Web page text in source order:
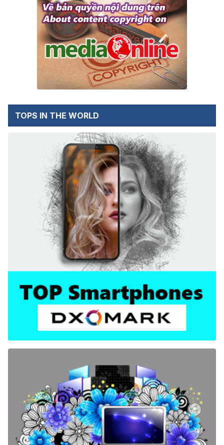
TOPS IN THE WORLD